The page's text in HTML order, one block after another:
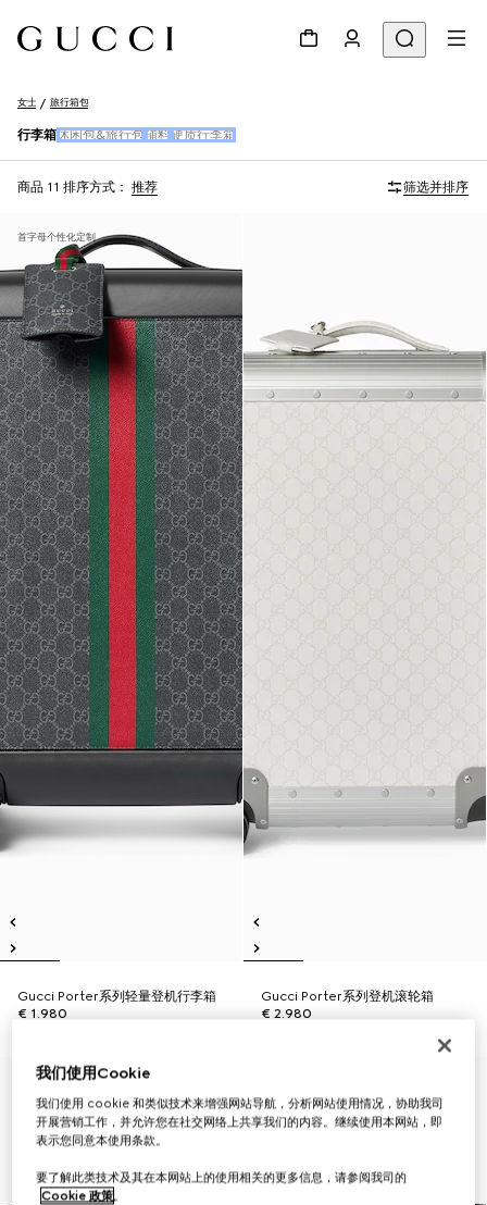
女士 旅行箱包
行李箱 休闲包&旅行包 辅料 硬质行李箱
商品 11 排序方式： 推荐 筛选并排序
首字母个性化定制
Gucci Porter系列轻量登机行李箱
€ 1.980
Gucci Porter系列登机滚轮箱
€ 2.980
我们使用Cookie
我们使用 cookie 和类似技术来增强网站导航，分析网站使用情况，协助我司
开展营销工作，并允许您在社交网络上共享我们的内容。继续使用本网站，即
表示您同意本使用条款。
要了解此类技术及其在本网站上的使用相关的更多信息，请参阅我司的
Cookie 政策。